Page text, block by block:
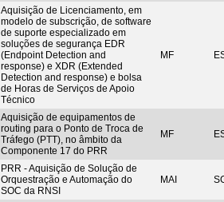
Aquisição de Licenciamento, em
modelo de subscrição, de software
de suporte especializado em
soluções de segurança EDR
(Endpoint Detection and
response) e XDR (Extended
Detection and response) e bolsa
de Horas de Serviços de Apoio
Técnico
MF
Aquisição de equipamentos de
routing para o Ponto de Troca de
Tráfego (PTT), no âmbito da
Componente 17 do PRR
MF
PRR - Aquisição de Solução de
Orquestração e Automação do
SOC da RNSI
MAI